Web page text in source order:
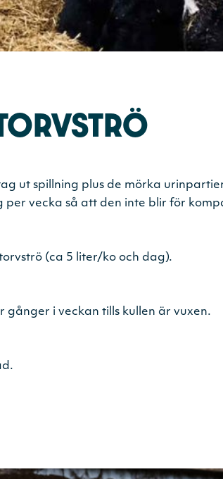
ut spillning plus de mörka
vecka så att den inte blir för
(ca 5 liter/ko och dag).
i veckan tills kullen är vuxen.